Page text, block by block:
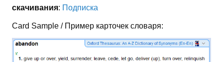
скачивания: Подписка
Card Sample / Пример карточек словаря: